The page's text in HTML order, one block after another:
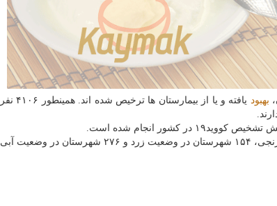
بهبود
یافته و یا از بیمارستان ها ترخیص شده اند. همینطور ۴۱۰۶ نفر
وی اضافه کرد: بر مبنای آخرین تحلیل ها، ۱۸ شهرستان کشور در وضعیت نارنجی، ۱۵۴ شهرستان در وضعیت زرد و ۲۷۶ شهرستان در وضعیت آبی